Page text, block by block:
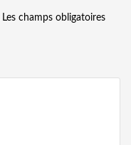
Les champs obligatoires